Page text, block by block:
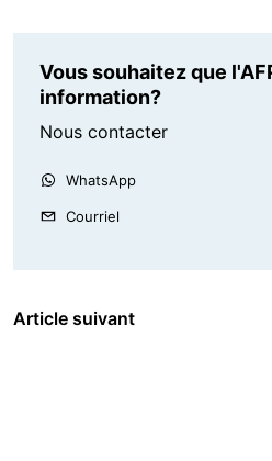
Vous souhaitez que
information?
Nous contacter
WhatsApp
Courriel
Article suivant